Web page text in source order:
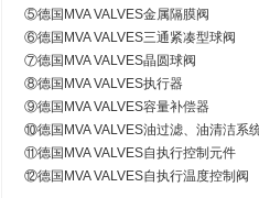
⑤德国MVA VALVES金属隔膜阀
⑥德国MVA VALVES三通紧凑型球阀
⑦德国MVA VALVES晶圆球阀
⑧德国MVA VALVES执行器
⑨德国MVA VALVES容量补偿器
⑩德国MVA VALVES油过滤、油清洁系
⑪德国MVA VALVES自执行控制元件
⑫德国MVA VALVES自执行温度控制阀